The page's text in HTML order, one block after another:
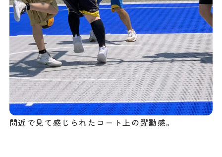
間近で見て感じられたコート上の躍動感。